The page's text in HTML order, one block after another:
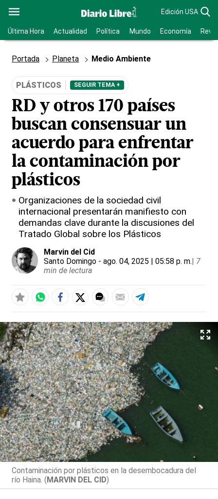
Edición USA
Última Hora Actualidad Política Mundo Economía
Portada Planeta Medio Ambiente
PLÁSTICOS SEGUIR TEMA +
RD y otros 170 países
buscan consensuar un
acuerdo para enfrentar
la contaminación por
plásticos
Organizaciones de la sociedad civil
internacional presentarán manifiesto con
demandas clave durante la discusiones del
Tratado Global sobre los Plásticos
Marvin del Cid
Santo Domingo - ago. 04, 2025 | 05:58 p. m.| 7
min de lectura
Contaminación por plásticos en la desembocadura del
río Haina. (MARVIN DEL CID)